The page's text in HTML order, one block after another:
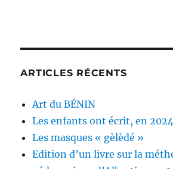
ARTICLES RÉCENTS
Art du BÉNIN
Les enfants ont écrit, en
Les masques « gèlèdé »
Edition d’un livre sur la